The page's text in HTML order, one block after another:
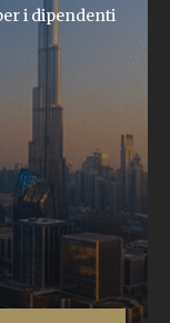
i dipendenti